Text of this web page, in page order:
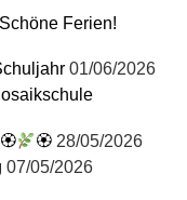
Ferien!
01/06/2026
🏵
🏵 28/05/2026
07/05/2026